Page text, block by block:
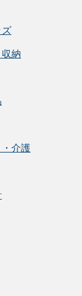
ズ
納
介護